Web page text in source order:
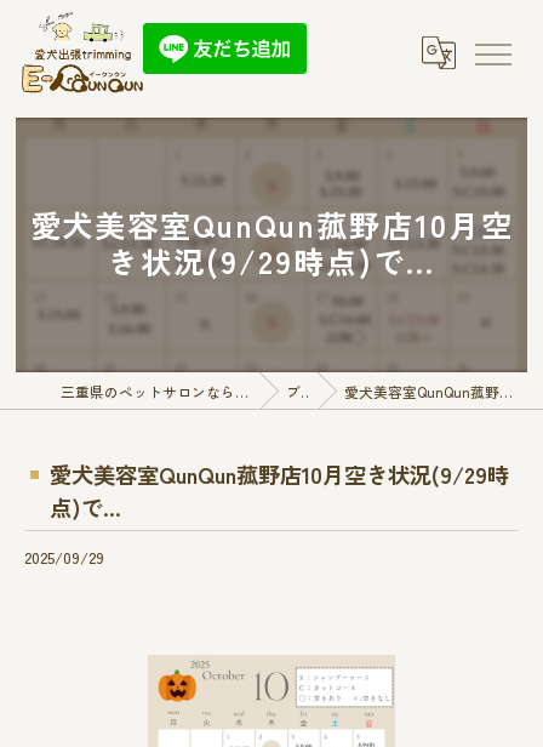
愛犬美容室QunQun菰野店10月空
き状況(9/29時点)で...
三重県のペットサロンなら愛犬出張トリミング E-QunQun ブログ 愛犬美容室QunQun菰野店10月空き状況(9/29時点)で...
愛犬美容室QunQun菰野店10月空き状況(9/29時
点)で...
2025/09/29